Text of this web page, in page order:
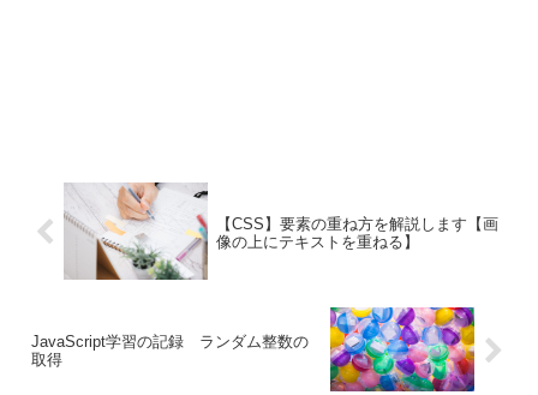
【CSS】要素の重ね方を解説します【画
像の上にテキストを重ねる】
JavaScript学習の記録 ランダム整数の
取得